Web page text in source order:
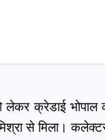
लेकर क्रेडाई भोपाल
से मिला।